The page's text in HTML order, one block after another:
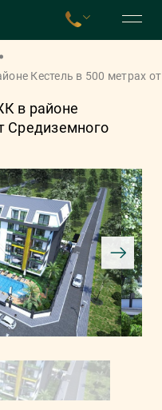
Кестель в 500 метрах
в районе
Средиземного